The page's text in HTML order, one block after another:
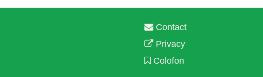
Contact
Privacy
Colofon